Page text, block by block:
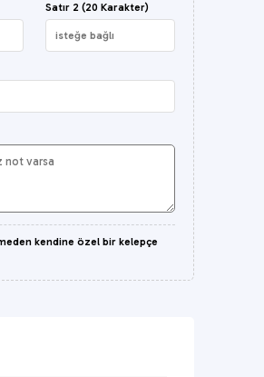
Satır 2 (20 Karakter)
kendine özel bir kelepçe